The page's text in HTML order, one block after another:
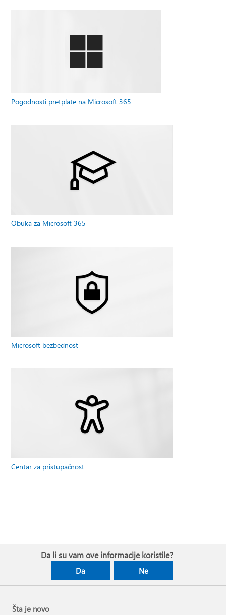
Pogodnosti pretplate na Microsoft 365
Obuka za Microsoft 365
Microsoft bezbednost
Centar za pristupačnost
Da li su vam ove informacije koristile?
Da Ne
Šta je novo